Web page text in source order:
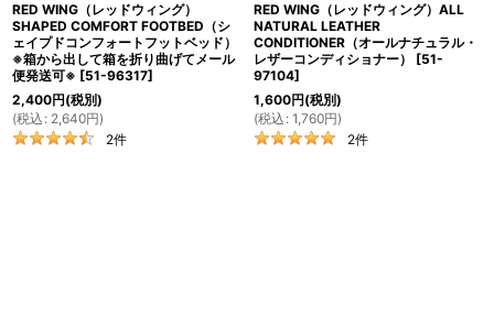
RED WING（レッドウィング）
SHAPED COMFORT FOOTBED（シ
ェイプドコンフォートフットベッド）
※箱から出して箱を折り曲げてメール
便発送可※ [51-96317]
2,400円(税別)
(税込 : 2,640円)
2件
RED WING（レッドウィング）ALL
NATURAL LEATHER
CONDITIONER（オールナチュラル・
レザーコンディショナー）
[51-
97104]
1,600円(税別)
(税込 : 1,760円)
2件